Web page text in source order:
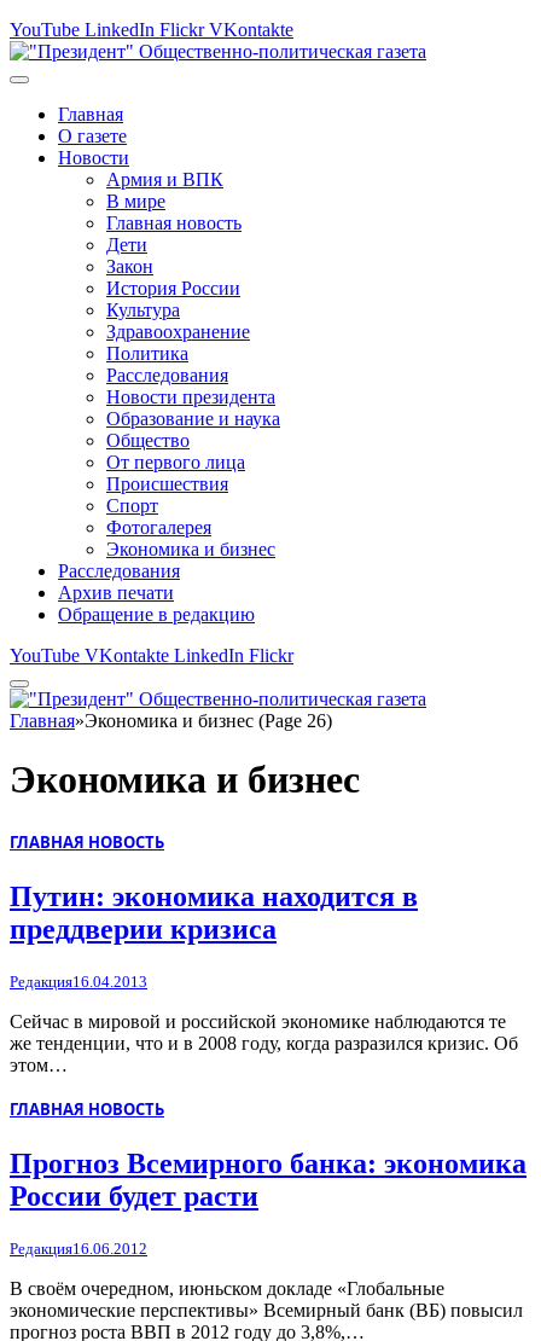
YouTube LinkedIn Flickr VKontakte
Главная
О газете
Новости
Армия и ВПК
В мире
Главная новость
Дети
Закон
История России
Культура
Здравоохранение
Политика
Расследования
Новости президента
Образование и наука
Общество
От первого лица
Происшествия
Спорт
Фотогалерея
Экономика и бизнес
Расследования
Архив печати
Обращение в редакцию
YouTube VKontakte LinkedIn Flickr
Главная»Экономика и бизнес (Page 26)
Экономика и бизнес
ГЛАВНАЯ НОВОСТЬ
Путин: экономика находится в
преддверии кризиса
Редакция16.04.2013
Сейчас в мировой и российской экономике наблюдаются те
же тенденции, что и в 2008 году, когда разразился кризис. Об
этом…
ГЛАВНАЯ НОВОСТЬ
Прогноз Всемирного банка: экономика
России будет расти
Редакция16.06.2012
В своём очередном, июньском докладе «Глобальные
экономические перспективы» Всемирный банк (ВБ) повысил
прогноз роста ВВП в 2012 году до 3,8%,…